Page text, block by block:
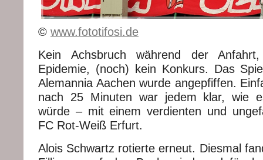
© www.fototifosi.de
Kein Achsbruch während der
Epidemie, (noch) kein Konkurs. Das
Alemannia Aachen wurde angepfiffen.
nach 25 Minuten war jedem klar, wie
würde – mit einem verdienten und
FC Rot-Weiß Erfurt.
Alois Schwartz rotierte erneut. Diesmal